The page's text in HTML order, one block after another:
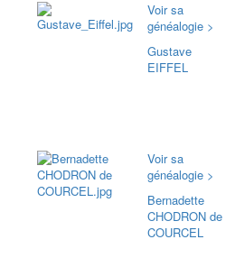
Voir sa
généalogie >
Gustave
EIFFEL
Voir sa
généalogie >
Bernadette
CHODRON de
COURCEL